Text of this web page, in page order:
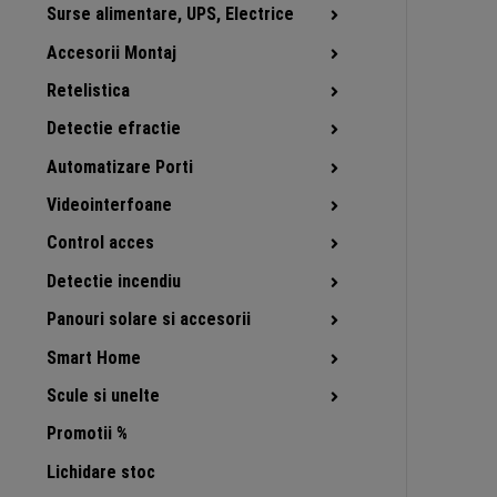
Surse alimentare, UPS, Electrice
Accesorii Montaj
Retelistica
Detectie efractie
Automatizare Porti
Videointerfoane
Control acces
Detectie incendiu
Panouri solare si accesorii
Smart Home
Scule si unelte
Promotii %
Lichidare stoc